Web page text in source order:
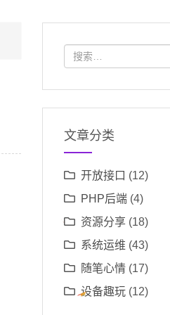
文章分类
开放接口 (12)
PHP后端(4)
资源分享(18)
系统运维 (43)
随笔心情(17)
设备趣玩(12)